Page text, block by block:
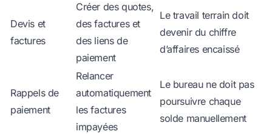
Devis et
factures
Créer des quotes,
des factures et
des liens de
paiement
Le travail terrain doit
devenir du chiffre
d’affaires encaissé
Rappels de
paiement
Relancer
automatiquement
les factures
impayées
Le bureau ne doit pas
poursuivre chaque
solde manuellement